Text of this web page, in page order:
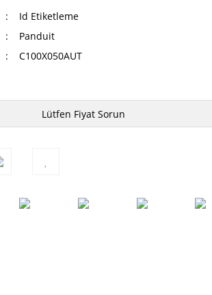
Id Etiketleme
Panduit
C100X050AUT
Lütfen Fiyat Sorun